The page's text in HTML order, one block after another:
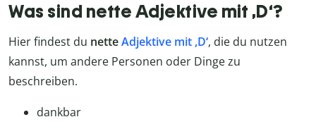
Was sind nette Adjektive mit ,D‘?
Hier findest du netteAdjektive mit ,D‘, die du nutzen
kannst, um andere Personen oder Dinge zu
beschreiben.
dankbar